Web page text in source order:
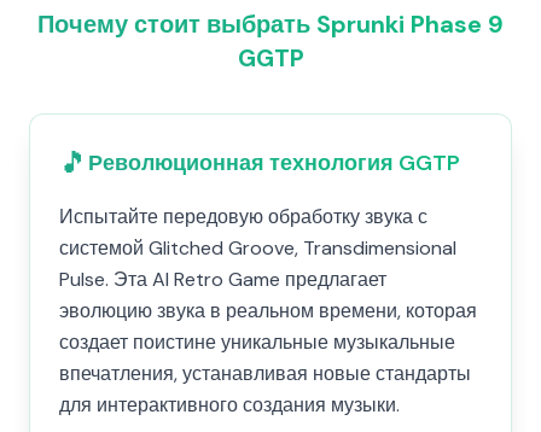
Почему стоит выбрать Sprunki Phase 9
GGTP
🎵 Революционная технология GGTP
Испытайте передовую обработку звука с
системой Glitched Groove, Transdimensional
Pulse. Эта AI Retro Game предлагает
эволюцию звука в реальном времени, которая
создает поистине уникальные музыкальные
впечатления, устанавливая новые стандарты
для интерактивного создания музыки.